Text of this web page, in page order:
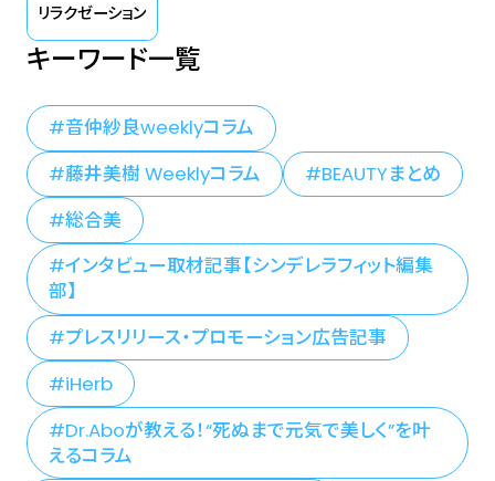
リラクゼーション
キーワード一覧
音仲紗良weeklyコラム
藤井美樹 Weeklyコラム
BEAUTYまとめ
総合美
インタビュー取材記事【シンデレラフィット編集
部】
プレスリリース・プロモーション広告記事
iHerb
Dr.Aboが教える！“死ぬまで元気で美しく”を叶
えるコラム